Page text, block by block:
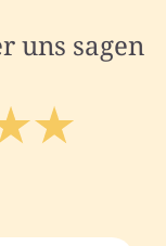
uns sagen